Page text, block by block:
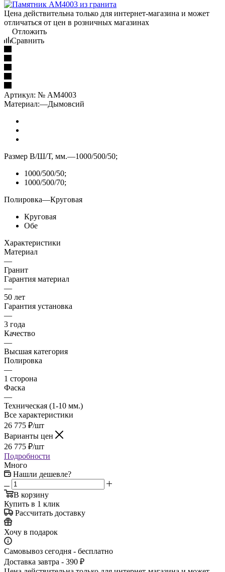
Цена действительна только для интернет-магазина и может
отличаться от цен в розничных магазинах
Отложить
Сравнить
Артикул: № AM4003
Материал:—Дымовсий
Размер В/Ш/Т, мм.—1000/500/50;
1000/500/50;
1000/500/70;
Полировка—Круговая
Круговая
Обе
Характеристики
Материал
—
Гранит
Гарантия материал
—
50 лет
Гарантия установка
—
3 года
Качество
—
Высшая категория
Полировка
—
1 сторона
Фаска
—
Техническая (1-10 мм.)
Все характеристики
26 775 ₽/шт
Варианты цен
26 775 ₽/шт
Подробности
Много
Нашли дешевле?
В корзину
Купить в 1 клик
Рассчитать доставку
Хочу в подарок
Самовывоз сегодня - бесплатно
Доставка завтра - 390 ₽